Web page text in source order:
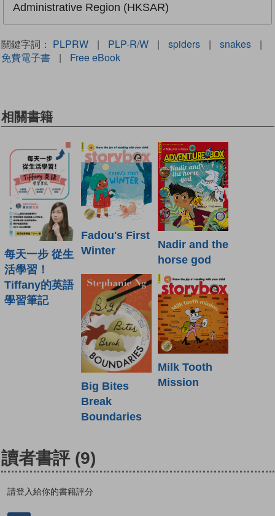
Administrative Region (HKSAR)
關鍵字詞： PLPRW | PLP-R/W | spiders | snakes
|
免費電子書
| Free eBook
相關書籍
每天一步 從生
活學習！
Tiffany的英語
學習筆記
Fadou's First
Winter
Nadir and the
horse god
Big Bites
Break
Boundaries
Milk Tooth
Mission
讀者書評 (9)
請登入給你的書籍評分